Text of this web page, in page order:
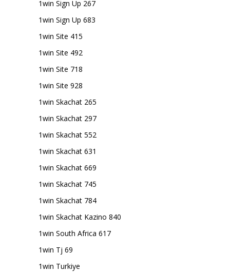
1win Sign Up 267
1win Sign Up 683
1win Site 415
1win Site 492
1win Site 718
1win Site 928
1win Skachat 265
1win Skachat 297
1win Skachat 552
1win Skachat 631
1win Skachat 669
1win Skachat 745
1win Skachat 784
1win Skachat Kazino 840
1win South Africa 617
1win Tj 69
1win Turkiye